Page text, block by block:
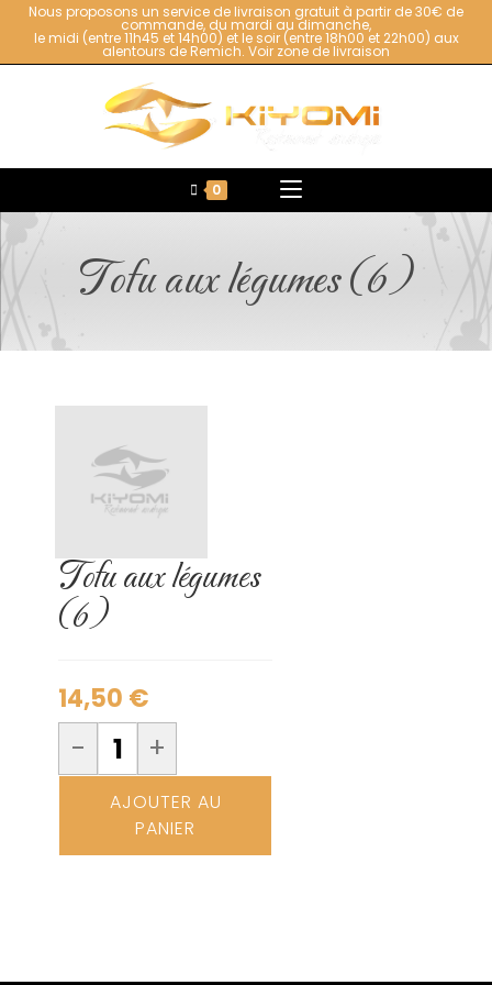
Nous proposons un service de livraison gratuit à partir de 30€ de
commande, du mardi au dimanche,
le midi (entre 11h45 et 14h00) et le soir (entre 18h00 et 22h00) aux
alentours de Remich. Voir zone de livraison
0
Tofu aux légumes (6)
Tofu aux légumes
(6)
14,50 €
- +
AJOUTER AU
PANIER